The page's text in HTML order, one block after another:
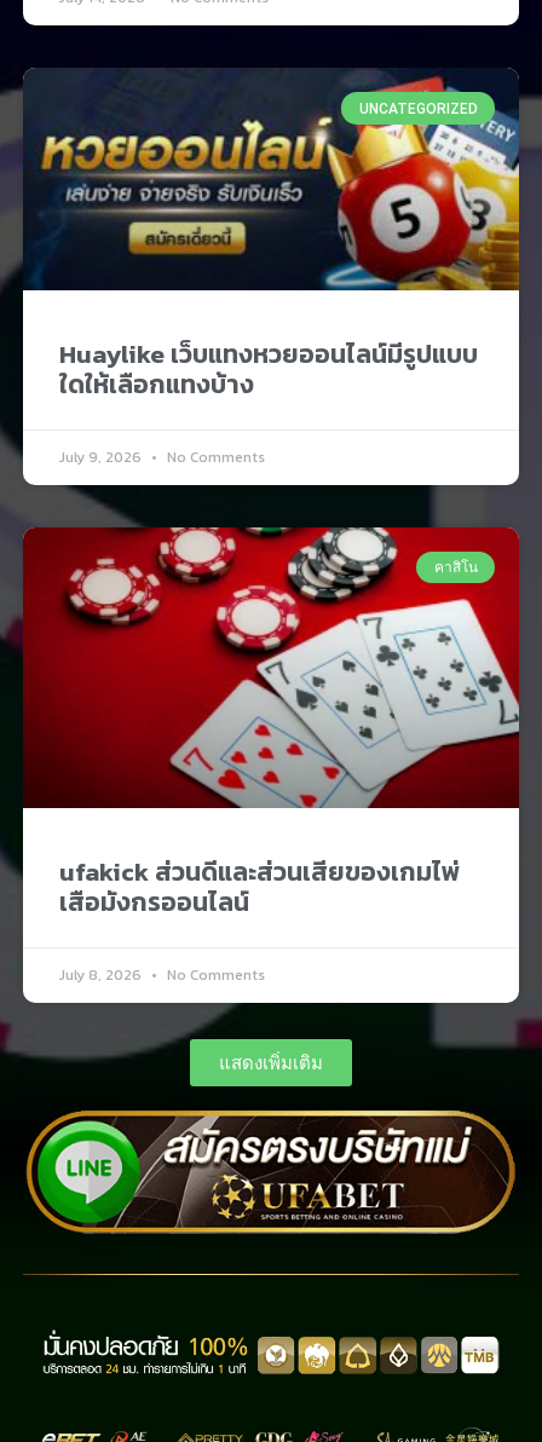
UNCATEGORIZED
Huaylike เว็บแทงหวยออนไลน์มีรูปแบบ
ใดให้เลือกแทงบ้าง
July 9, 2026 No Comments
คาสิโน
ufakick ส่วนดีและส่วนเสียของเกมไพ่
เสือมังกรออนไลน์
July 8, 2026 No Comments
แสดงเพิ่มเติม